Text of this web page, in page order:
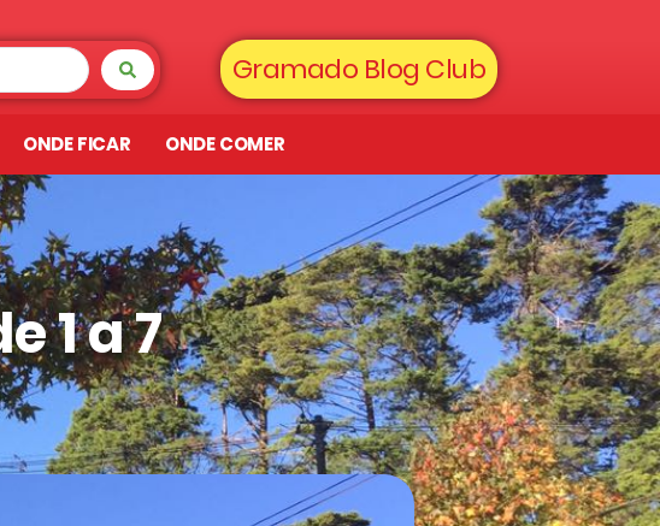
Gramado Blog Club
ONDE FICAR ONDE COMER
1 a 7